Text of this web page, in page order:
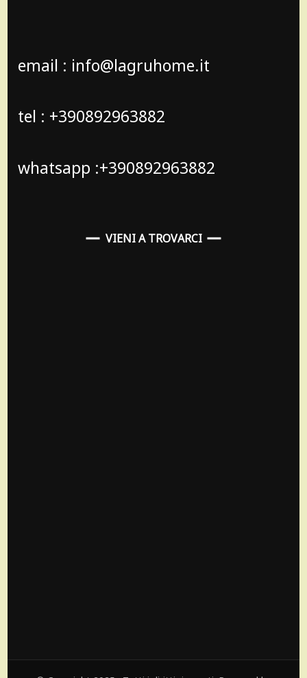
email : info@lagruhome.it
tel : +390892963882
whatsapp :+390892963882
VIENI A TROVARCI